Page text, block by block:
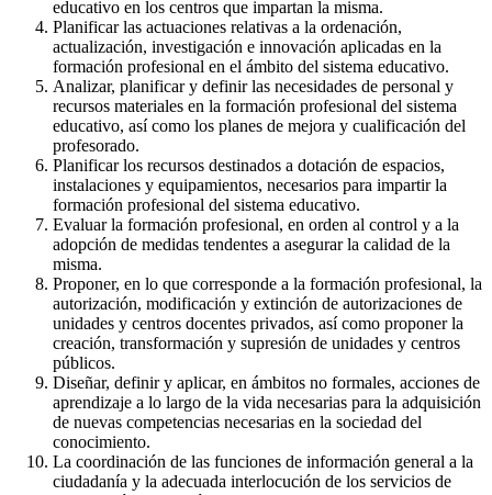
educativo en los centros que impartan la misma.
Planificar las actuaciones relativas a la ordenación,
actualización, investigación e innovación aplicadas en la
formación profesional en el ámbito del sistema educativo.
Analizar, planificar y definir las necesidades de personal y
recursos materiales en la formación profesional del sistema
educativo, así como los planes de mejora y cualificación del
profesorado.
Planificar los recursos destinados a dotación de espacios,
instalaciones y equipamientos, necesarios para impartir la
formación profesional del sistema educativo.
Evaluar la formación profesional, en orden al control y a la
adopción de medidas tendentes a asegurar la calidad de la
misma.
Proponer, en lo que corresponde a la formación profesional, la
autorización, modificación y extinción de autorizaciones de
unidades y centros docentes privados, así como proponer la
creación, transformación y supresión de unidades y centros
públicos.
Diseñar, definir y aplicar, en ámbitos no formales, acciones de
aprendizaje a lo largo de la vida necesarias para la adquisición
de nuevas competencias necesarias en la sociedad del
conocimiento.
La coordinación de las funciones de información general a la
ciudadanía y la adecuada interlocución de los servicios de